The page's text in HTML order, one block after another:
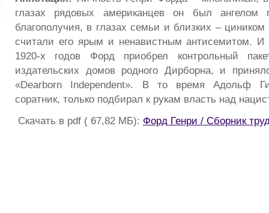
глазах рядовых американцев он был ангелом
благополучия, в глазах семьи и близких –
считали его ярым и ненавистным антисемитом. И
1920-х годов Форд приобрел контрольный
издательских домов родного Дирборна, и
«Dearborn Independent». В то время Адольф
соратник, только подбирал к рукам власть над
Скачать в pdf ( 67,82 МБ): Форд Генри / Сборник